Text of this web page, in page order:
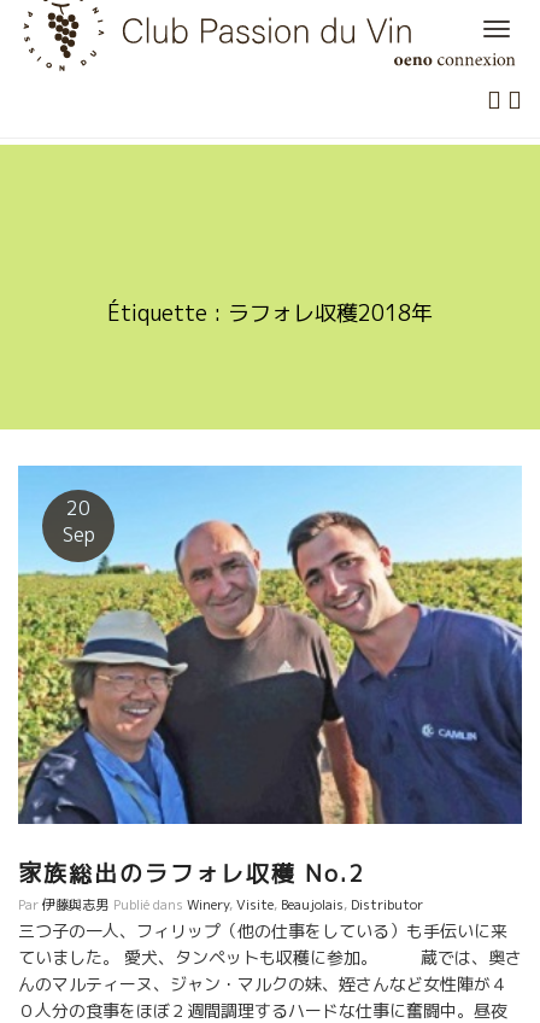
Skip
content
Étiquette : ラフォレ収穫2018年
20
Sep
家族総出のラフォレ収穫 No.2
Par伊藤與志男 Publié dans Winery,Visite, Beaujolais, Distributor
三つ子の一人、フィリップ（他の仕事をしている）も手伝いに来
ていました。 愛犬、タンペットも収穫に参加。 蔵では、奥さ
んのマルティーヌ、ジャン・マルクの妹、姪さんなど女性陣が４
０人分の食事をほぼ２週間調理するハードな仕事に奮闘中。昼夜